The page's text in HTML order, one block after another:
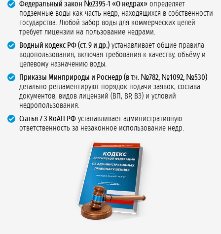
Федеральный закон №2395-1 «О недрах» определяет
подземные воды как часть недр, находящихся в собственности
государства. Любой забор воды для коммерческих целей
требует лицензии на пользование недрами.
Водный кодекс РФ (ст. 9 и др.) устанавливает общие правила
водопользования, включая требования к качеству, объёму и
целевому назначению воды.
Приказы Минприроды и Роснедр (в т.ч. №782, №1092, №530)
детально регламентируют порядок подачи заявок, состава
документов, видов лицензий (ВП, ВР, ВЭ) и условий
недропользования.
Статья 7.3 КоАП РФ устанавливает административную
ответственность за незаконное использование недр.